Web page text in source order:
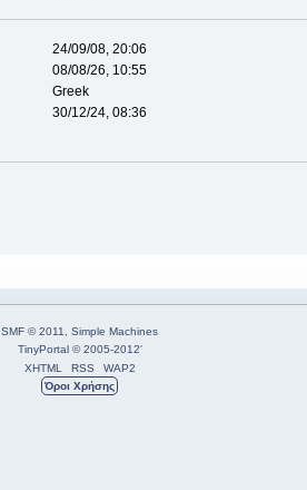
24/09/08, 20:06
08/08/26, 10:55
Greek
30/12/24, 08:36
SMF © 2011
Simple Machines
TinyPortal © 2005-2012'
XHTML
RSS
WAP2
Όροι Χρήσης